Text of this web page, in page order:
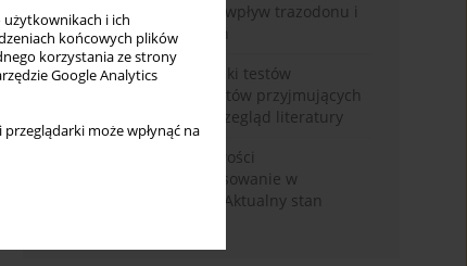
użytkownikach i ich
końcowych plików
korzystania ze strony
Google Analytics
może wpłynąć na
Leczenie bezsenności – wpływ trazodonu i
leków nasennych na sen
Fałszywie dodatnie wyniki testów
narkotykowych u pacjentów przyjmujących
leki psychotropowe – przegląd literatury
Wortioksetyna – właściwości
farmakologiczne i zastosowanie w
zaburzeniach nastroju. Aktualny stan